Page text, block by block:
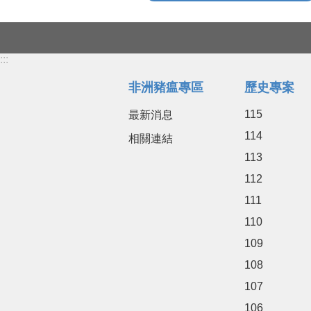
:::
非洲豬瘟專區
最新消息
相關連結
歷史專案
115
114
113
112
111
110
109
108
107
106